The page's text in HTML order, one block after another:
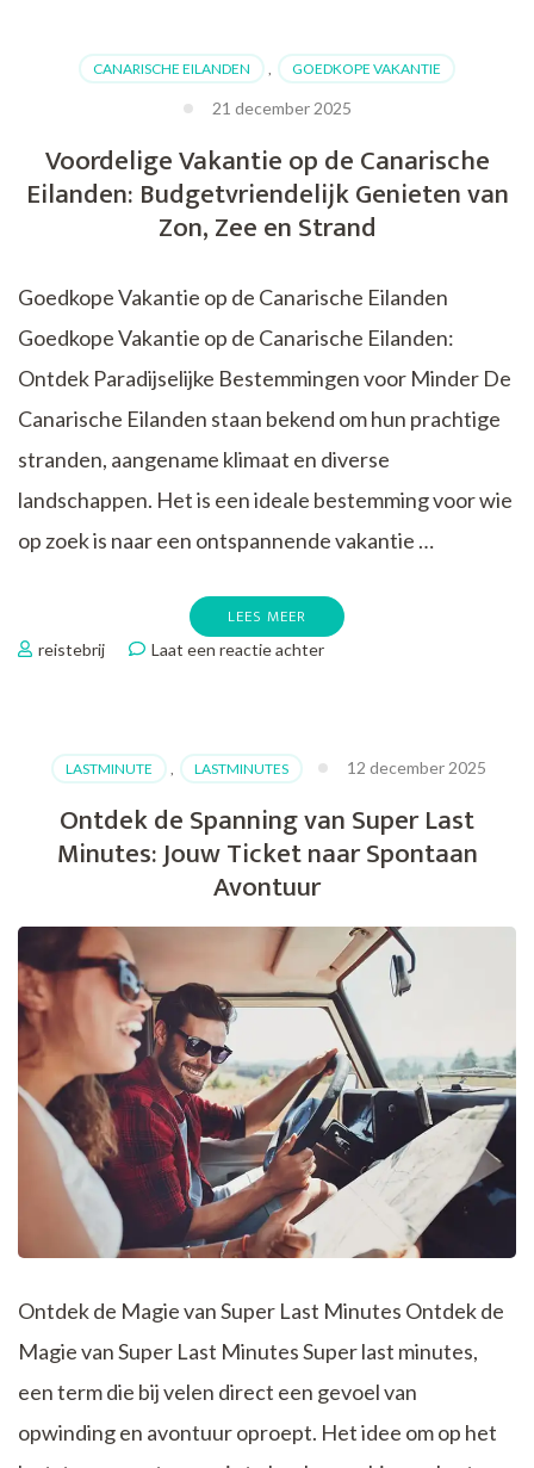
Vakantie
Organisaties
Jouw
Ultieme
Reiservaring
CANARISCHE EILANDEN GOEDKOPE VAKANTIE
21 december 2025
Voordelige Vakantie op de Canarische
Eilanden: Budgetvriendelijk Genieten van
Zon, Zee en Strand
Goedkope Vakantie op de Canarische Eilanden
Goedkope Vakantie op de Canarische Eilanden:
Ontdek Paradijselijke Bestemmingen voor Minder De
Canarische Eilanden staan bekend om hun prachtige
stranden, aangename klimaat en diverse
landschappen. Het is een ideale bestemming voor wie
op zoek is naar een ontspannende vakantie …
LEES MEER
reistebrij Laat een reactie achterop
Canarische
Budgetvriendelijk
Genieten
Zee
en
Strand
LASTMINUTE LASTMINUTES 12 december 2025
Ontdek de Spanning van Super Last
Minutes: Jouw Ticket naar Spontaan
Avontuur
Ontdek de Magie van Super Last Minutes Ontdek de
Magie van Super Last Minutes Super last minutes,
een term die bij velen direct een gevoel van
opwinding en avontuur oproept. Het idee om op het